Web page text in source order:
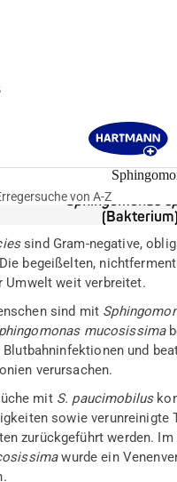
von A-Z
Erreger
Sphingomonas
(Bakterium)
sind Gram-negative,
begeißelten,
Umwelt weit verbreitet.
sind mit
mucosissima
Blutbahninfektionen und
verursachen.
mit S. paucimobilus
sowie verunreinigte
zurückgeführt werden. Im
wurde ein